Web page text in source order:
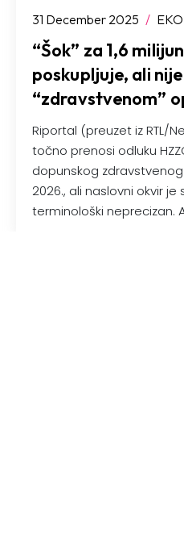
31 December 2025 /
“Šok” za 1,6
poskupljuje, ali
“zdravstvenom”
Riportal (preuzet iz RTL/
točno prenosi odluku
dopunskog
2026., ali naslovni okvir je
terminološki neprecizan.